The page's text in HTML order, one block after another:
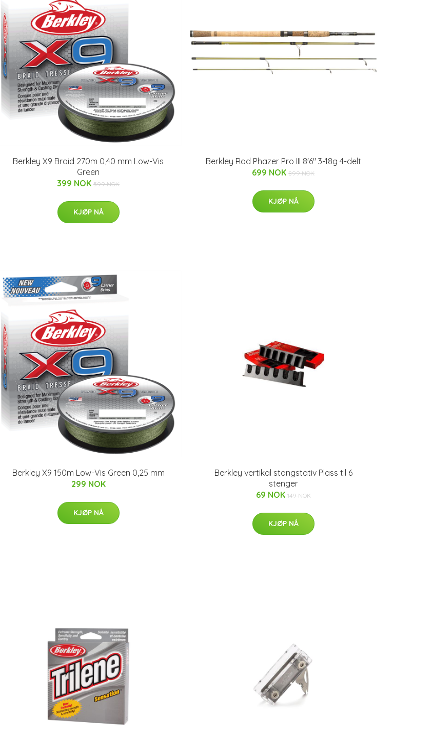
Berkley X9 Braid 270m 0,40 mm Low-Vis
Green
399 NOK 599 NOK
KJØP NÅ
Berkley Rod Phazer Pro III 8'6" 3-18g 4-delt
699 NOK 899 NOK
KJØP NÅ
Berkley X9 150m Low-Vis Green 0,25 mm
299 NOK
KJØP NÅ
Berkley vertikal stangstativ Plass til 6
stenger
69 NOK 149 NOK
KJØP NÅ